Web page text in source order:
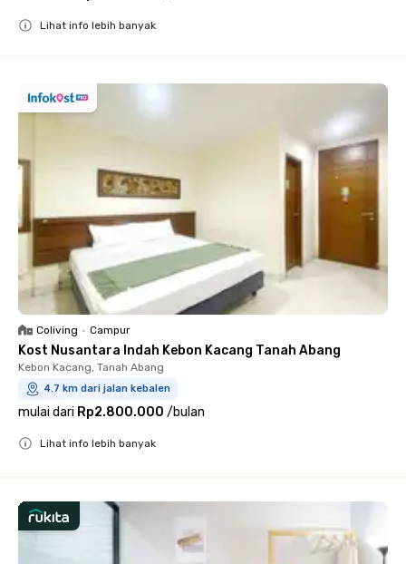
Lihat info lebih banyak
Coliving • Campur
Kost Nusantara Indah Kebon Kacang Tanah Abang
Kebon Kacang, Tanah Abang
4.7 km dari jalan kebalen
mulai dari Rp2.800.000 /bulan
Lihat info lebih banyak